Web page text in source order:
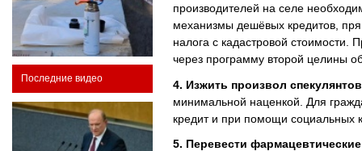
Последние видео
производителей на селе
механизмы дешёвых кредитов,
налога с кадастровой стоимости.
через программу второй целины
4. Изжить произвол
минимальной наценкой. Для
кредит и при помощи социальных
5. Перевести